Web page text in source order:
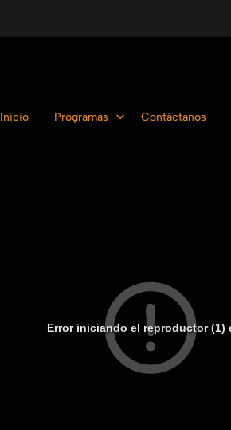
Inicio Programas Contáctanos
Error iniciando el reproductor (1)